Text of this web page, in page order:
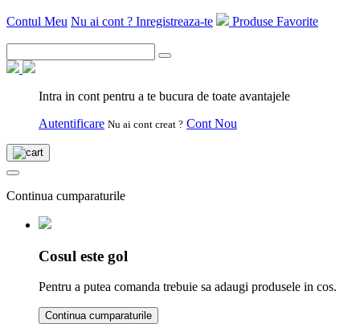
Contul Meu Nu ai cont ? Inregistreaza-te Produse Favorite
Intra in cont pentru a te bucura de toate avantajele
Autentificare Nu ai cont creat ? Cont Nou
Continua cumparaturile
Cosul este gol
Pentru a putea comanda trebuie sa adaugi produsele in cos.
Continua cumparaturile